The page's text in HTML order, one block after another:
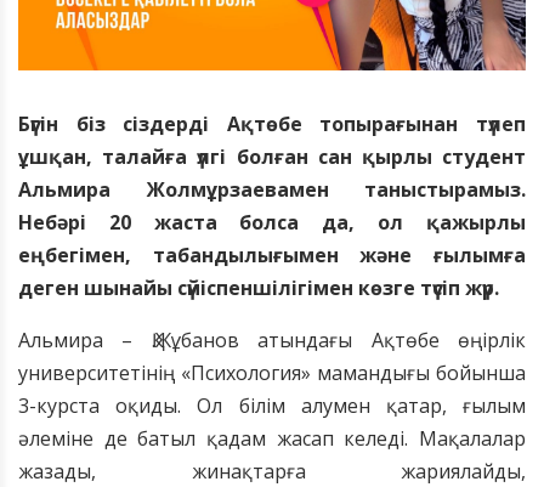
Бүгін біз сіздерді Ақтөбе топырағынан түлеп
ұшқан, талайға үлгі болған сан қырлы студент
Альмира Жолмұрзаевамен таныстырамыз.
Небәрі 20 жаста болса да, ол қажырлы
еңбегімен, табандылығымен және ғылымға
деген шынайы сүйіспеншілігімен көзге түсіп жүр.
Альмира – Қ.Жұбанов атындағы Ақтөбе өңірлік
университетінің «Психология» мамандығы бойынша
3-курста оқиды. Ол білім алумен қатар, ғылым
әлеміне де батыл қадам жасап келеді. Мақалалар
жазады, жинақтарға жариялайды,